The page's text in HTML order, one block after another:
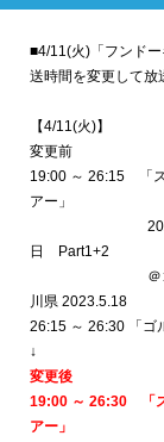
■4/11(火)「フンドー
送時間を変更して放
【4/11(火)】
変更前
19:00 ～ 26:15 「
アー 」
日 Part1+2
＠
川県 2023.5.18
26:15 ～ 26:30 「ゴ
↓
変更後
19:00 ～ 26:30 「
アー」